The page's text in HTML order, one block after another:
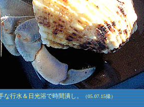
な行水＆日光浴で時間潰し。（05.07.15撮）